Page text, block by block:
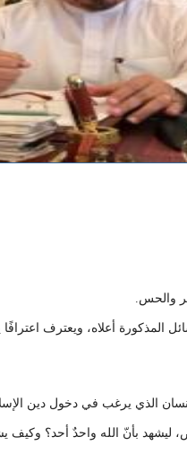
المذكورة أعلاه، ويعترف
الذي يرغب في دخول دين
ليشهد بأنّ الله واحدٌ أحد؟ وكيف